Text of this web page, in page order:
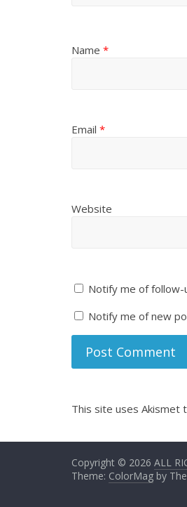
Name *
Email *
Website
Notify me of follow-
Notify me of new
This site uses Akismet
Copyright © 2026 ALL
Theme: ColorMag by